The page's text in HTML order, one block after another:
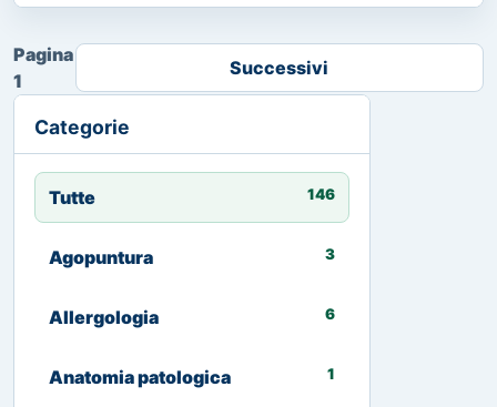
Categorie
Tutte 146
Agopuntura 3
Allergologia 6
Anatomia patologica 1
Pagina
1
Successivi